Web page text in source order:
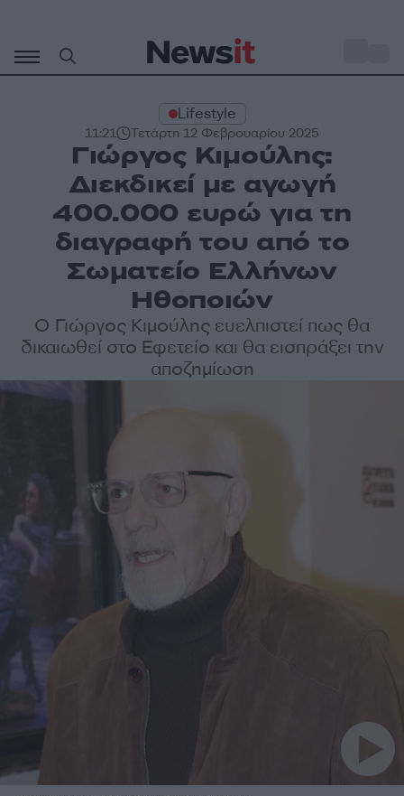
περιεχόμενο
Lifestyle
11:21 Τετάρτη 12 Φεβρουαρίου 2025
Γιώργος Κιμούλης:
Διεκδικεί με αγωγή
400.000 ευρώ για τη
διαγραφή του από το
Σωματείο Ελλήνων
Ηθοποιών
Ο Γιώργος Κιμούλης ευελπιστεί πως θα
δικαιωθεί στο Εφετείο και θα εισπράξει την
αποζημίωση